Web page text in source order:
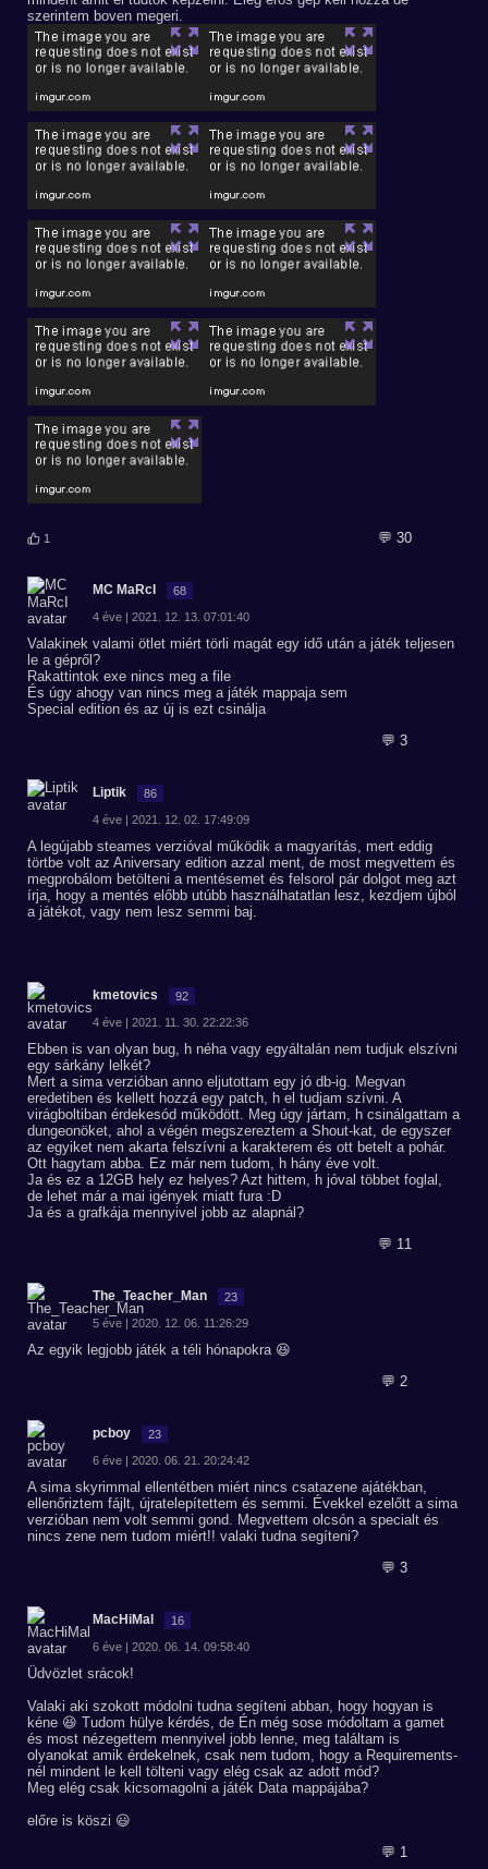
szerintem boven megeri.
1 💬 30
MC MaRcI 68
4 éve | 2021. 12. 13. 07:01:40
Valakinek valami ötlet miért törli magát egy idő után a játék teljesen
le a gépről?
Rakattintok exe nincs meg a file
És úgy ahogy van nincs meg a játék mappaja sem
Special edition és az új is ezt csinálja
💬 3
Liptik 86
4 éve | 2021. 12. 02. 17:49:09
A legújabb steames verzióval működik a magyarítás, mert eddig
törtbe volt az Aniversary edition azzal ment, de most megvettem és
megprobálom betölteni a mentésemet és felsorol pár dolgot meg azt
írja, hogy a mentés előbb utúbb használhatatlan lesz, kezdjem újból
a játékot, vagy nem lesz semmi baj.
kmetovics 92
4 éve | 2021. 11. 30. 22:22:36
Ebben is van olyan bug, h néha vagy egyáltalán nem tudjuk elszívni
egy sárkány lelkét?
Mert a sima verzióban anno eljutottam egy jó db-ig. Megvan
eredetiben és kellett hozzá egy patch, h el tudjam szívni. A
virágboltiban érdekesód működött. Meg úgy jártam, h csinálgattam a
dungeonöket, ahol a végén megszereztem a Shout-kat, de egyszer
az egyiket nem akarta felszívni a karakterem és ott betelt a pohár.
Ott hagytam abba. Ez már nem tudom, h hány éve volt.
Ja és ez a 12GB hely ez helyes? Azt hittem, h jóval többet foglal,
de lehet már a mai igények miatt fura :D
Ja és a grafkája mennyivel jobb az alapnál?
💬 11
The_Teacher_Man 23
5 éve | 2020. 12. 06. 11:26:29
Az egyik legjobb játék a téli hónapokra 😆
💬 2
pcboy 23
6 éve | 2020. 06. 21. 20:24:42
A sima skyrimmal ellentétben miért nincs csatazene ajátékban,
ellenőriztem fájlt, újratelepítettem és semmi. Évekkel ezelőtt a sima
verzióban nem volt semmi gond. Megvettem olcsón a specialt és
nincs zene nem tudom miért!! valaki tudna segíteni?
💬 3
MacHiMal 16
6 éve | 2020. 06. 14. 09:58:40
Üdvözlet srácok!
Valaki aki szokott módolni tudna segíteni abban, hogy hogyan is
kéne 😆 Tudom hülye kérdés, de Én még sose módoltam a gamet
és most nézegettem mennyivel jobb lenne, meg találtam is
olyanokat amik érdekelnek, csak nem tudom, hogy a Requirements-
nél mindent le kell tölteni vagy elég csak az adott mód?
Meg elég csak kicsomagolni a játék Data mappájába?
előre is köszi 😃
💬 1